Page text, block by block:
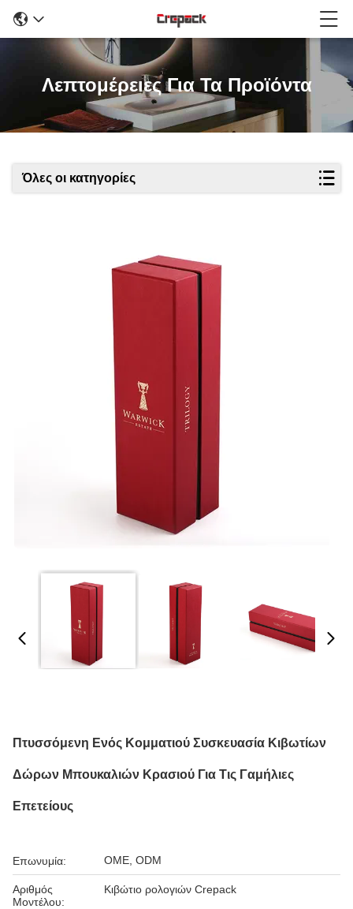
Λεπτομέρειες Για Τα Προϊόντα
Όλες οι κατηγορίες
Πτυσσόμενη Ενός Κομματιού Συσκευασία Κιβωτίων
Δώρων Μπουκαλιών Κρασιού Για Τις Γαμήλιες
Επετείους
Επωνυμία: OME, ODM
Αριθμός
Μοντέλου:
Κιβώτιο ρολογιών Crepack